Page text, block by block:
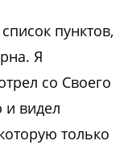
пунктов,
Я
со Своего
и видел
только